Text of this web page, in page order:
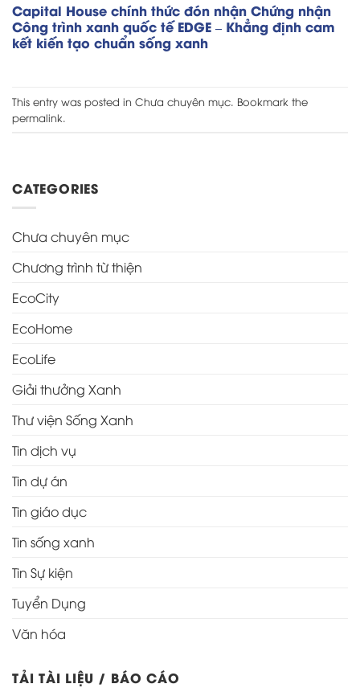
Capital House chính thức đón nhận Chứng nhận
Công trình xanh quốc tế EDGE – Khẳng định cam
kết kiến tạo chuẩn sống xanh
This entry was posted in Chưa chuyên mục. Bookmark the
permalink.
CATEGORIES
Chưa chuyên mục
Chương trình từ thiện
EcoCity
EcoHome
EcoLife
Giải thưởng Xanh
Thư viện Sống Xanh
Tin dịch vụ
Tin dự án
Tin giáo dục
Tin sống xanh
Tin Sự kiện
Tuyển Dụng
Văn hóa
TẢI TÀI LIỆU / BÁO CÁO